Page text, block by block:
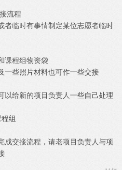
流程
者临时有事情制定某位志愿者临时
课程组物资袋
一些照片材料也可作一些交接
以给新的项目负责人一些自己处理
组
成交接流程，请老项目负责人与项